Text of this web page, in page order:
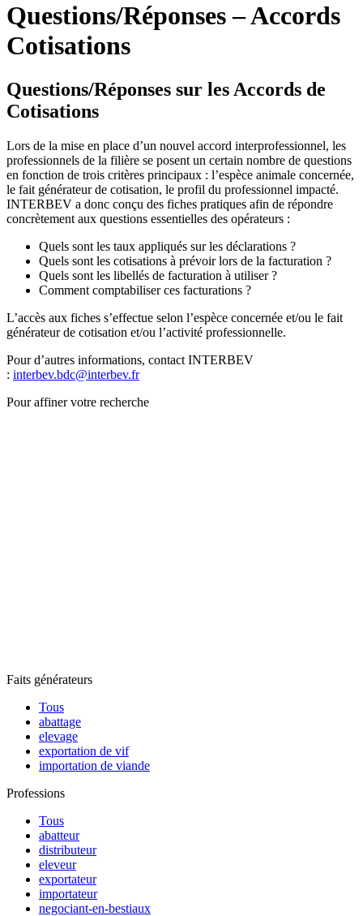
Questions/Réponses – Accords
Cotisations
Questions/Réponses sur les Accords de
Cotisations
Lors de la mise en place d’un nouvel accord interprofessionnel, les
professionnels de la filière se posent un certain nombre de questions
en fonction de trois critères principaux : l’espèce animale concernée,
le fait générateur de cotisation, le profil du professionnel impacté.
INTERBEV a donc conçu des fiches pratiques afin de répondre
concrètement aux questions essentielles des opérateurs :
Quels sont les taux appliqués sur les déclarations ?
Quels sont les cotisations à prévoir lors de la facturation ?
Quels sont les libellés de facturation à utiliser ?
Comment comptabiliser ces facturations ?
L’accès aux fiches s’effectue selon l’espèce concernée et/ou le fait
générateur de cotisation et/ou l’activité professionnelle.
Pour d’autres informations, contact INTERBEV
: interbev.bdc@interbev.fr
Pour affiner votre recherche
Faits générateurs
Tous
abattage
elevage
exportation de vif
importation de viande
Professions
Tous
abatteur
distributeur
eleveur
exportateur
importateur
negociant-en-bestiaux